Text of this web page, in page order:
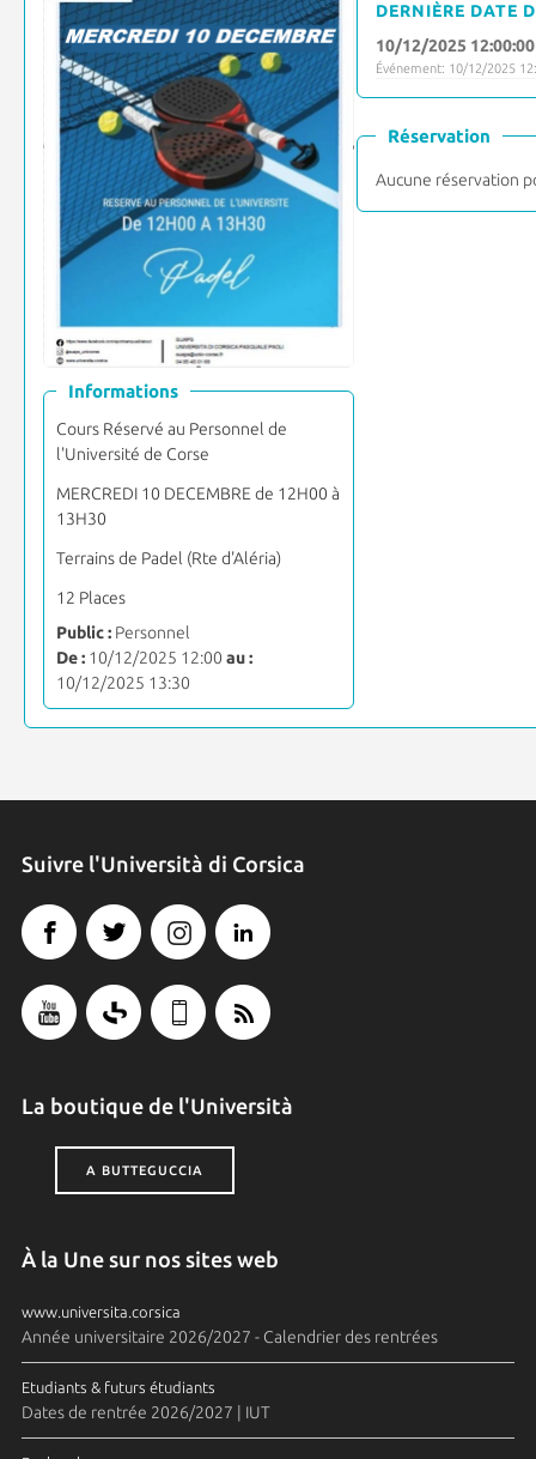
Informations
Cours Réservé au Personnel de
l'Université de Corse
MERCREDI 10 DECEMBRE de 12H00 à
13H30
Terrains de Padel (Rte d'Aléria)
12 Places
Public :Personnel
De :10/12/2025 12:00 au :
10/12/2025 13:30
DERNIÈRE DATE
10/12/2025 12:00:00
Événement: 10/12/2025
Réservation
Aucune réservation
Suivre l'Università di Corsica
La boutique de l'Università
A BUTTEGUCCIA
À la Une sur nos sites web
www.universita.corsica
Année universitaire 2026/2027 - Calendrier des rentrées
Etudiants & futurs étudiants
Dates de rentrée 2026/2027 | IUT